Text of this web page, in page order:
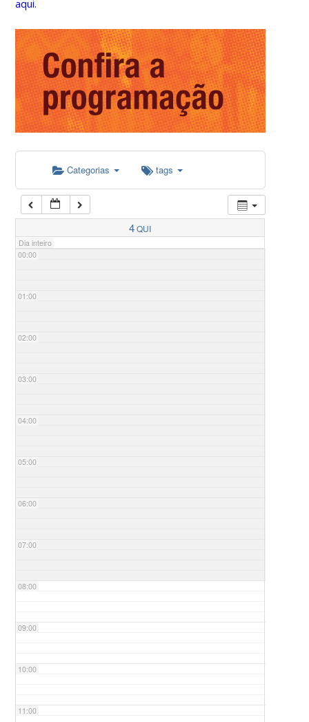
aqui.
Categorias tags
4QUI
Dia inteiro
00:00
01:00
02:00
03:00
04:00
05:00
06:00
07:00
08:00
09:00
10:00
11:00